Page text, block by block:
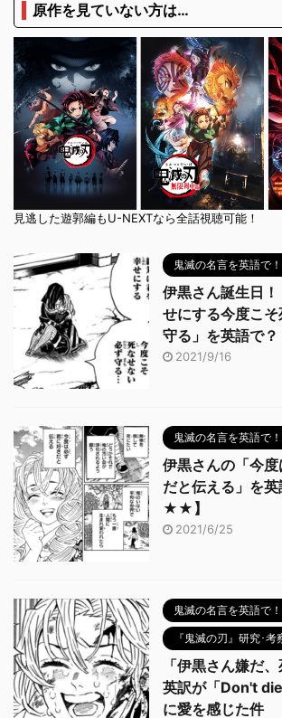
原作を見ていない方は…
見逃した遊郭編もU-NEXTなら全話視聴可能！
鬼滅の名言を英語で！
伊黒さん誕生日
せにする今度こ
守る」を英語で？
2021/9/16
鬼滅の名言を英語で！
伊黒さんの「今
だと伝える」を
★★】
2021/6/25
鬼滅の名言を英語で！
『鬼滅の刃』研究･考
「伊黒さん嫌だ
英訳が「Don't
に愛を感じた件